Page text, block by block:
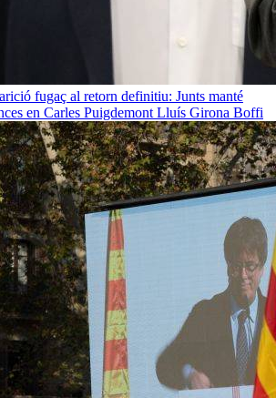
fugaç al retorn definitiu: Junts manté
en Carles Puigdemont Lluís Girona Boffi